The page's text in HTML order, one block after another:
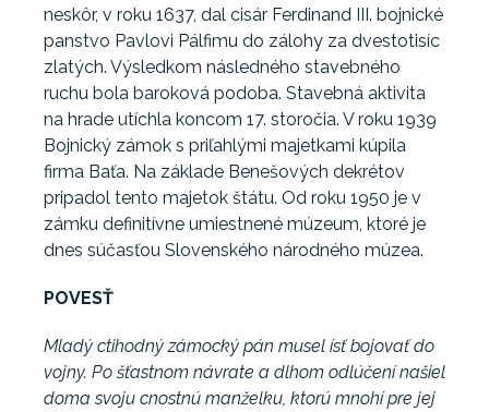
neskôr, v roku 1637, dal cisár Ferdinand III. bojnické
panstvo Pavlovi Pálfimu do zálohy za dvestotisíc
zlatých. Výsledkom následného stavebného
ruchu bola baroková podoba. Stavebná aktivita
na hrade utíchla koncom 17. storočia. V roku 1939
Bojnický zámok s priľahlými majetkami kúpila
firma Baťa. Na základe Benešových dekrétov
pripadol tento majetok štátu. Od roku 1950 je v
zámku definitívne umiestnené múzeum, ktoré je
dnes súčasťou Slovenského národného múzea.
POVESŤ
Mladý ctihodný zámocký pán musel ísť bojovať do
vojny. Po šťastnom návrate a dlhom odlúčení našiel
doma svoju cnostnú manželku, ktorú mnohí pre jej